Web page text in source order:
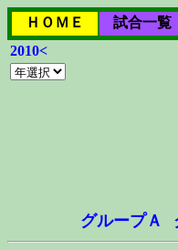
ＨＯＭＥ 試合一覧
2010<
グループＡ